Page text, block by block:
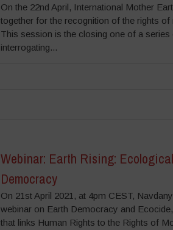
On the 22nd April, International Mother
together for the recognition of the rights of
This session is the closing one of a
interrogating...
Webinar: Earth Rising:
Democracy
On 21st April 2021, at 4pm CEST,
webinar on Earth Democracy and
that links Human Rights to the Rights of